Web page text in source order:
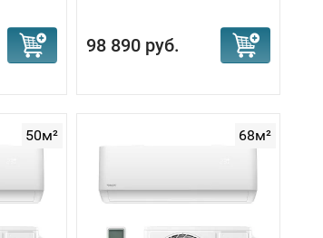
98 890 руб.
50м² 68м²